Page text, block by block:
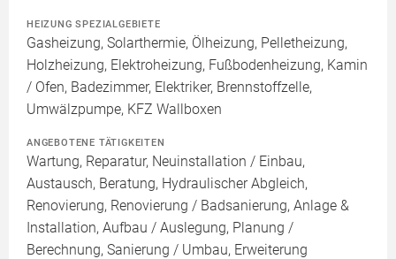
HEIZUNG SPEZIALGEBIETE
Gasheizung, Solarthermie, Ölheizung, Pelletheizung,
Holzheizung, Elektroheizung, Fußbodenheizung, Kamin
/ Ofen, Badezimmer, Elektriker, Brennstoffzelle,
Umwälzpumpe, KFZ Wallboxen
ANGEBOTENE TÄTIGKEITEN
Wartung, Reparatur, Neuinstallation / Einbau,
Austausch, Beratung, Hydraulischer Abgleich,
Renovierung, Renovierung / Badsanierung, Anlage &
Installation, Aufbau / Auslegung, Planung /
Berechnung, Sanierung / Umbau, Erweiterung